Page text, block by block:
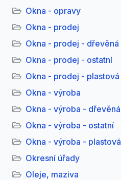
Okna - opravy
Okna - prodej
Okna - prodej - dřevěná
Okna - prodej - ostatní
Okna - prodej - plastová
Okna - výroba
Okna - výroba - dřevěná
Okna - výroba - ostatní
Okna - výroba - plastová
Okresní úřady
Oleje, maziva